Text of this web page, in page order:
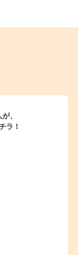
、
ラ！